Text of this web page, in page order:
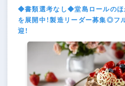
◆書類選考なし◆堂島ロールのほ
を展開中！製造リーダー募集◎フ
迎！